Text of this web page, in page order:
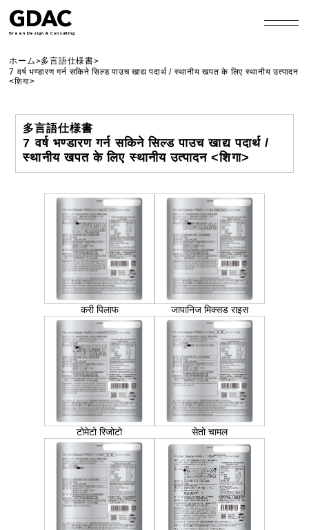
GDAC
Green Design & Consulting
ホーム>多言語仕様書>
7 वर्ष भण्डारण गर्न सकिने सिल्ड पाउच खाद्य पदार्थ / स्थानीय खपत के लिए स्थानीय उत्पादन
<शिगा>
多言語仕様書
7 वर्ष भण्डारण गर्न सकिने सिल्ड पाउच खाद्य पदार्थ /
स्थानीय खपत के लिए स्थानीय उत्पादन <शिगा>
करी पिलाफ जापानिज मिक्सड राइस
टोमेटो रिजोटो सेतो चामल